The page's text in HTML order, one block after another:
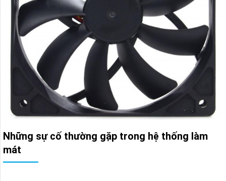
Những sự cố thường gặp trong hệ thống làm
mát